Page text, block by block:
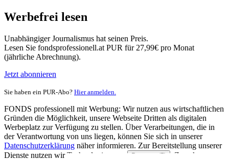
Werbefrei lesen
Unabhängiger Journalismus hat seinen Preis.
Lesen Sie fondsprofessionell.at PUR für 27,99€ pro Monat
(jährliche Abrechnung).
Jetzt abonnieren
Sie haben ein PUR-Abo? Hier anmelden.
FONDS professionell mit Werbung: Wir nutzen aus wirtschaftlichen
Gründen die Möglichkeit, unsere Webseite Dritten als digitalen
Werbeplatz zur Verfügung zu stellen. Über Verarbeitungen, die in
der Verantwortung von uns liegen, können Sie sich in unserer
Datenschutzerklärung näher informieren. Zur Bereitstellung unserer
Dienste nutzen wir Technologien von
Partnern (5)
. Zwecke: